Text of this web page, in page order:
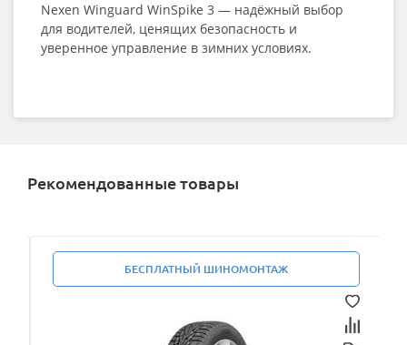
Nexen Winguard WinSpike 3 — надёжный выбор
для водителей, ценящих безопасность и
уверенное управление в зимних условиях.
Рекомендованные товары
БЕСПЛАТНЫЙ ШИНОМОНТАЖ